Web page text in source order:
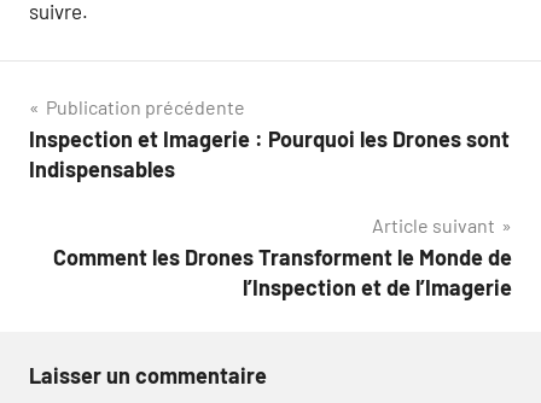
suivre.
Navigation
de
Publication précédente
Inspection et Imagerie : Pourquoi les Drones sont
Indispensables
Article suivant
Comment les Drones Transforment le Monde de
l’Inspection et de l’Imagerie
Laisser un commentaire